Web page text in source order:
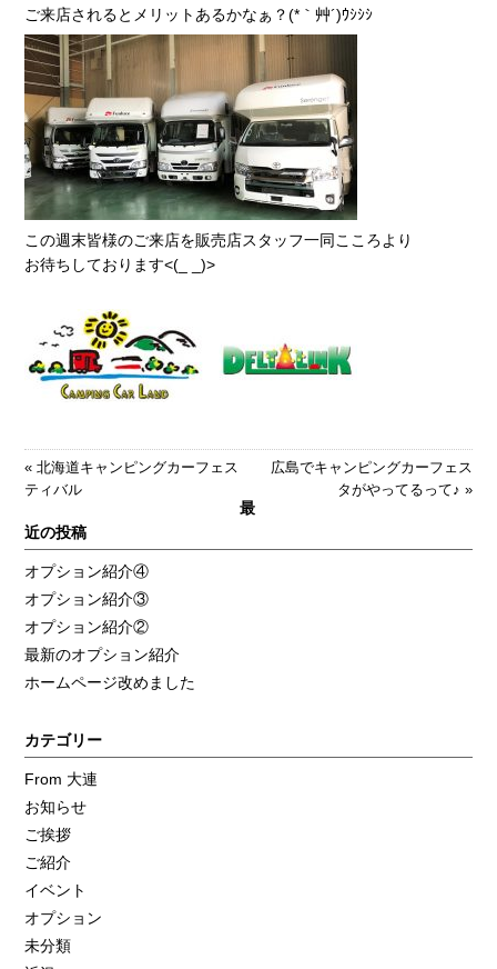
ご来店されるとメリットあるかなぁ？(*｀艸´)ｳｼｼｼ
この週末皆様のご来店を販売店スタッフ一同こころより
お待ちしております<(_ _)>
«北海道キャンピングカーフェス
ティバル
広島でキャンピングカーフェス
タがやってるって♪ »
最
近の投稿
オプション紹介④
オプション紹介③
オプション紹介②
最新のオプション紹介
ホームページ改めました
カテゴリー
From 大連
お知らせ
ご挨拶
ご紹介
イベント
オプション
未分類